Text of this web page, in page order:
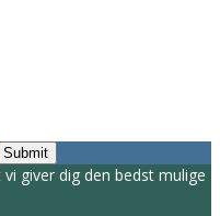
Submit
giver dig den bedst mulige